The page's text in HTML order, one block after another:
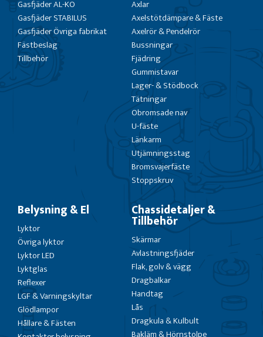
Gasfjäder AL-KO
Gasfjäder STABILUS
Gasfjäder Övriga fabrikat
Fästbeslag
Tillbehör
Axlar
Axelstötdämpare & Fäste
Axelrör & Pendelrör
Bussningar
Fjädring
Gummistavar
Lager- & Stödbock
Tätningar
Obromsade nav
U-fäste
Länkarm
Utjämningsstag
Bromsvajerfäste
Stoppskruv
Belysning & El
Lyktor
Övriga lyktor
Lyktor LED
Lyktglas
Reflexer
LGF & Varningskyltar
Glödlampor
Hållare & Fästen
Chassidetaljer &
Tillbehör
Skärmar
Avlastningsfjäder
Flak, golv & vägg
Dragbalkar
Handtag
Lås
Dragkula & Kulbult